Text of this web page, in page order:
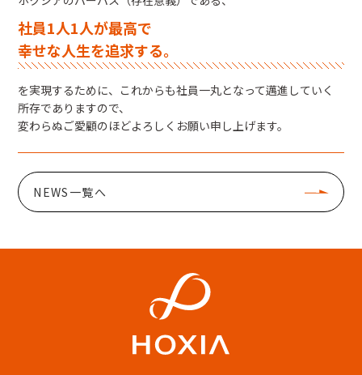
社員1人1人が最高で
幸せな人生を追求する。
を実現するために、これからも社員一丸となって邁進していく
所存でありますので、
変わらぬご愛顧のほどよろしくお願い申し上げます。
NEWS一覧へ